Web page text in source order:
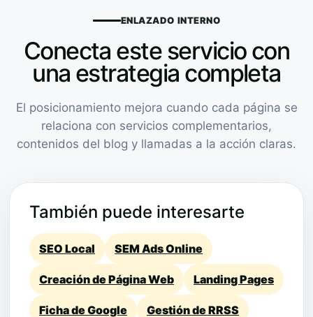
ENLAZADO INTERNO
Conecta este servicio con
una estrategia completa
El posicionamiento mejora cuando cada página se
relaciona con servicios complementarios,
contenidos del blog y llamadas a la acción claras.
También puede interesarte
SEO Local SEM Ads Online
Creación de Página Web Landing Pages
Ficha de Google Gestión de RRSS